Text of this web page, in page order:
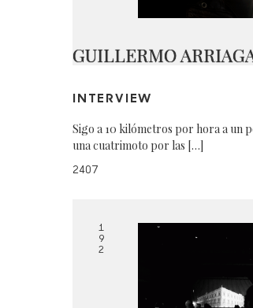
GUILLERMO
INTERVIEW
Sigo a 10 kilómetros por hora a un
una cuatrimoto por las […]
2407
1
9
2